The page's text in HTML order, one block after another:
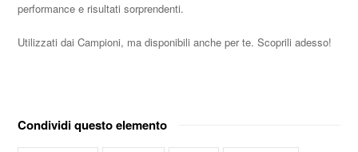
performance e risultati sorprendenti.
Utilizzati dai Campioni, ma disponibili anche per te. Scoprili adesso!
Condividi questo elemento